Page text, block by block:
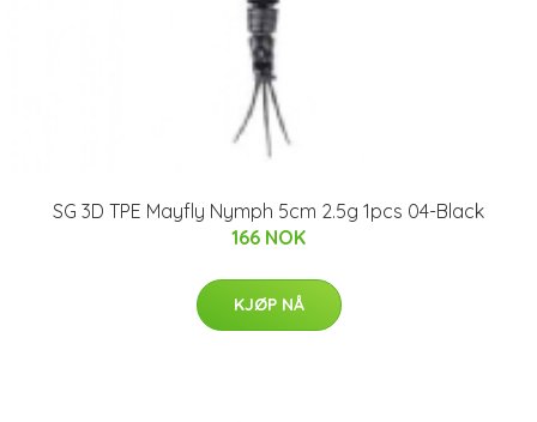
SG 3D TPE Mayfly Nymph 5cm 2.5g 1pcs 04-Black
166 NOK
KJØP NÅ